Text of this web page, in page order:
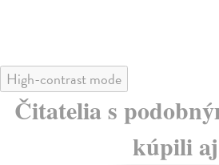
High-contrast mode
Čitatelia s
kúpili